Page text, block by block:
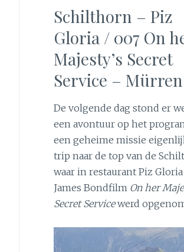
Schilthorn – Piz
Gloria / 007 On
Majesty’s Secret
Service – Mürren
De volgende dag stond er
een avontuur op het
een geheime missie
trip naar de top van de
waar in restaurant Piz Gloria
James Bondfilm On her
Secret Servicewerd